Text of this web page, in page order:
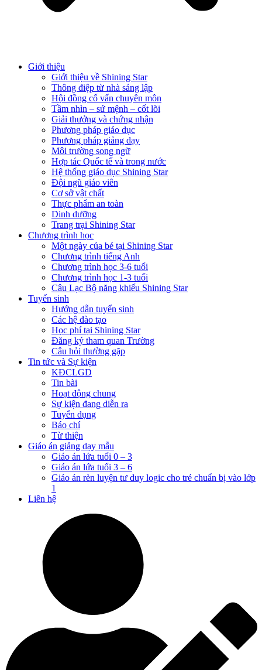
Giới thiệu
Giới thiệu về Shining Star
Thông điệp từ nhà sáng lập
Hội đồng cố vấn chuyên môn
Tầm nhìn – sứ mệnh – cốt lõi
Giải thưởng và chứng nhận
Phương pháp giáo dục
Phương pháp giảng dạy
Môi trường song ngữ
Hợp tác Quốc tế và trong nước
Hệ thống giáo dục Shining Star
Đội ngũ giáo viên
Cơ sở vật chất
Thực phẩm an toàn
Dinh dưỡng
Trang trại Shining Star
Chương trình học
Một ngày của bé tại Shining Star
Chương trình tiếng Anh
Chương trình học 3-6 tuổi
Chương trình học 1-3 tuổi
Câu Lạc Bộ năng khiếu Shining Star
Tuyển sinh
Hướng dẫn tuyển sinh
Các hệ đào tạo
Học phí tại Shining Star
Đăng ký tham quan Trường
Câu hỏi thường gặp
Tin tức và Sự kiện
KĐCLGD
Tin bài
Hoạt động chung
Sự kiện đang diễn ra
Tuyển dụng
Báo chí
Từ thiện
Giáo án giảng dạy mẫu
Giáo án lứa tuổi 0 – 3
Giáo án lứa tuổi 3 – 6
Giáo án rèn luyện tư duy logic cho trẻ chuẩn bị vào lớp
1
Liên hệ